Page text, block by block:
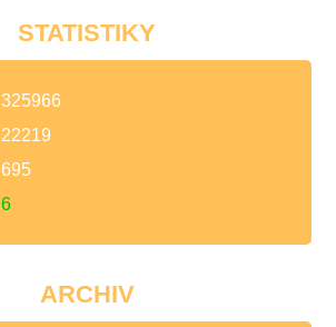
STATISTIKY
6
325966
22219
695
ARCHIV